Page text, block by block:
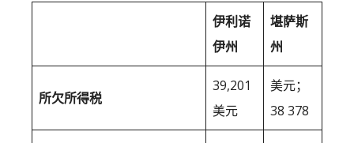
伊利诺
伊州
堪萨斯
州
所欠所得税
39,201
美元
美元；
38 378